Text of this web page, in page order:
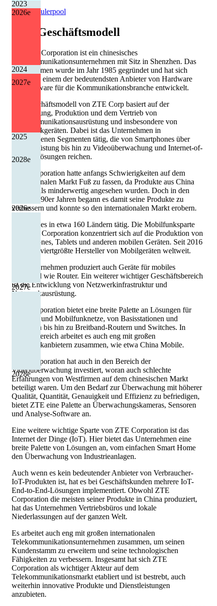
2026e
2027e
2028e
2023
2024
2025
2026e
2027e
2028e
Quelle: Eulerpool
Geschäftsmodell
Die ZTE Corporation ist ein chinesisches
Telekommunikationsunternehmen mit Sitz in Shenzhen. Das
Unternehmen wurde im Jahr 1985 gegründet und hat sich
seither zu einem der bedeutendsten Anbieter von Hardware
und Software für die Kommunikationsbranche entwickelt.
Das Geschäftsmodell von ZTE Corp basiert auf der
Entwicklung, Produktion und dem Vertrieb von
Telekommunikationsausrüstung und insbesondere von
Mobilfunkgeräten. Dabei ist das Unternehmen in
verschiedenen Segmenten tätig, die von Smartphones über
Netzausrüstung bis hin zu Videoüberwachung und Internet-of-
Things-Lösungen reichen.
ZTE Corporation hatte anfangs Schwierigkeiten auf dem
internationalen Markt Fuß zu fassen, da Produkte aus China
generell als minderwertig angesehen wurden. Doch in den
späten 1990er Jahren begann es damit seine Produkte zu
verbessern und konnte so den internationalen Markt erobern.
Heute ist es in etwa 160 Ländern tätig. Die Mobilfunksparte
von ZTE Corporation konzentriert sich auf die Produktion von
Smartphones, Tablets und anderen mobilen Geräten. Seit 2016
ist es der viertgrößte Hersteller von Mobilgeräten weltweit.
Das Unternehmen produziert auch Geräte für mobiles
Breitband wie Router. Ein weiterer wichtiger Geschäftsbereich
ist die Entwicklung von Netzwerkinfrastruktur und
Netzwerkausrüstung.
ZTE Corporation bietet eine breite Palette an Lösungen für
Festnetz- und Mobilfunknetze, von Basisstationen und
Antennen bis hin zu Breitband-Routern und Switches. In
diesem Bereich arbeitet es auch eng mit großen
Mobilfunkanbietern zusammen, wie etwa China Mobile.
ZTE Corporation hat auch in den Bereich der
Videoüberwachung investiert, woran auch schlechte
Erfahrungen von Westfirmen auf dem chinesischen Markt
beteiligt waren. Um den Bedarf zur Überwachung mit höherer
Qualität, Quantität, Genauigkeit und Effizienz zu befriedigen,
bietet ZTE eine Palette an Überwachungskameras, Sensoren
und Analyse-Software an.
Eine weitere wichtige Sparte von ZTE Corporation ist das
Internet der Dinge (IoT). Hier bietet das Unternehmen eine
breite Palette von Lösungen an, vom einfachen Smart Home
den Überwachung von Industrieanlagen.
Auch wenn es kein bedeutender Anbieter von Verbraucher-
IoT-Produkten ist, hat es bei Geschäftskunden mehrere IoT-
End-to-End-Lösungen implementiert. Obwohl ZTE
Corporation die meisten seiner Produkte in China produziert,
hat das Unternehmen Vertriebsbüros und lokale
Niederlassungen auf der ganzen Welt.
Es arbeitet auch eng mit großen internationalen
Telekommunikationsunternehmen zusammen, um seinen
Kundenstamm zu erweitern und seine technologischen
Fähigkeiten zu verbessern. Insgesamt hat sich ZTE
Corporation als wichtiger Akteur auf dem
Telekommunikationsmarkt etabliert und ist bestrebt, auch
weiterhin innovative Produkte und Dienstleistungen
anzubieten.